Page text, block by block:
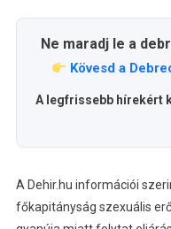
Ne maradj le a
Kövesd a
A legfrissebb hírekért
A Dehir.hu információi
főkapitányság szexuális